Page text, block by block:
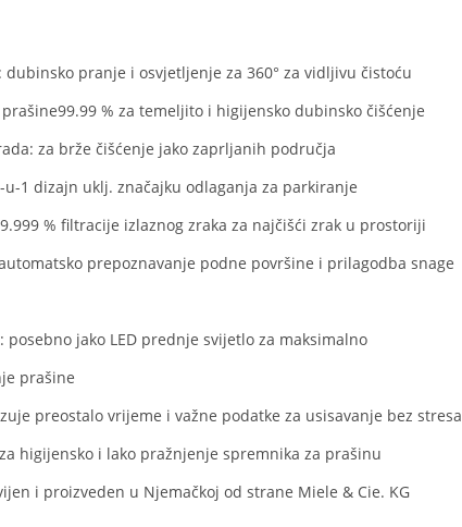
dubinsko pranje i osvjetljenje za 360° za vidljivu čistoću
99.99 % za temeljito i higijensko dubinsko čišćenje
za brže čišćenje jako zaprljanih područja
u-1 dizajn uklj. značajku odlaganja za parkiranje
% filtracije izlaznog zraka za najčišći zrak u prostoriji
prepoznavanje podne površine i prilagodba snage
posebno jako LED prednje svijetlo za maksimalno
prašine
preostalo vrijeme i važne podatke za usisavanje bez stresa
higijensko i lako pražnjenje spremnika za prašinu
i proizveden u Njemačkoj od strane Miele & Cie. KG